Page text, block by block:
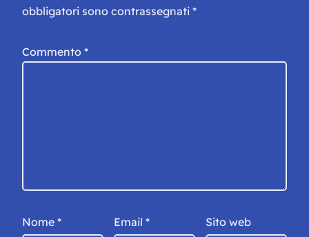
obbligatori sono contrassegnati *
Commento *
Nome * Email * Sito web